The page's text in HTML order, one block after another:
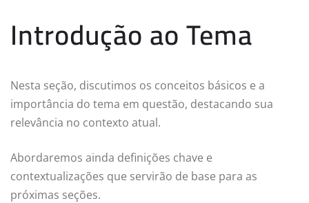
Introdução ao Tema
Nesta seção, discutimos os conceitos básicos e a
importância do tema em questão, destacando sua
relevância no contexto atual.
Abordaremos ainda definições chave e
contextualizações que servirão de base para as
próximas seções.